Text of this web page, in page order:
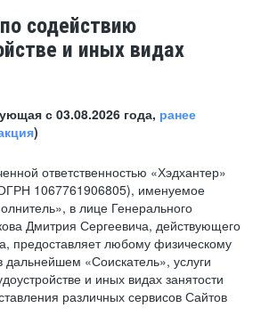
содействию
и иных видах
с 03.08.2026 года, ранее
)
ответственностью «Хэдхантер»
1067761906805), именуемое
в лице Генерального
Дмитрия Сергеевича, действующего
предоставляет любому физическому
«Соискатель», услуги
и иных видах занятости
различных сервисов Сайтов